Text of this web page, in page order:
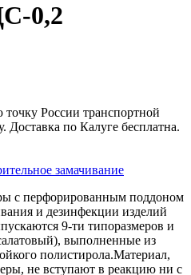
0,2
России транспортной
по Калуге бесплатна.
замачивание
с перфорированным поддоном
и дезинфекции изделий
9-ти типоразмеров и
выполненные из
полистирола.Материал,
не вступают в реакцию ни с